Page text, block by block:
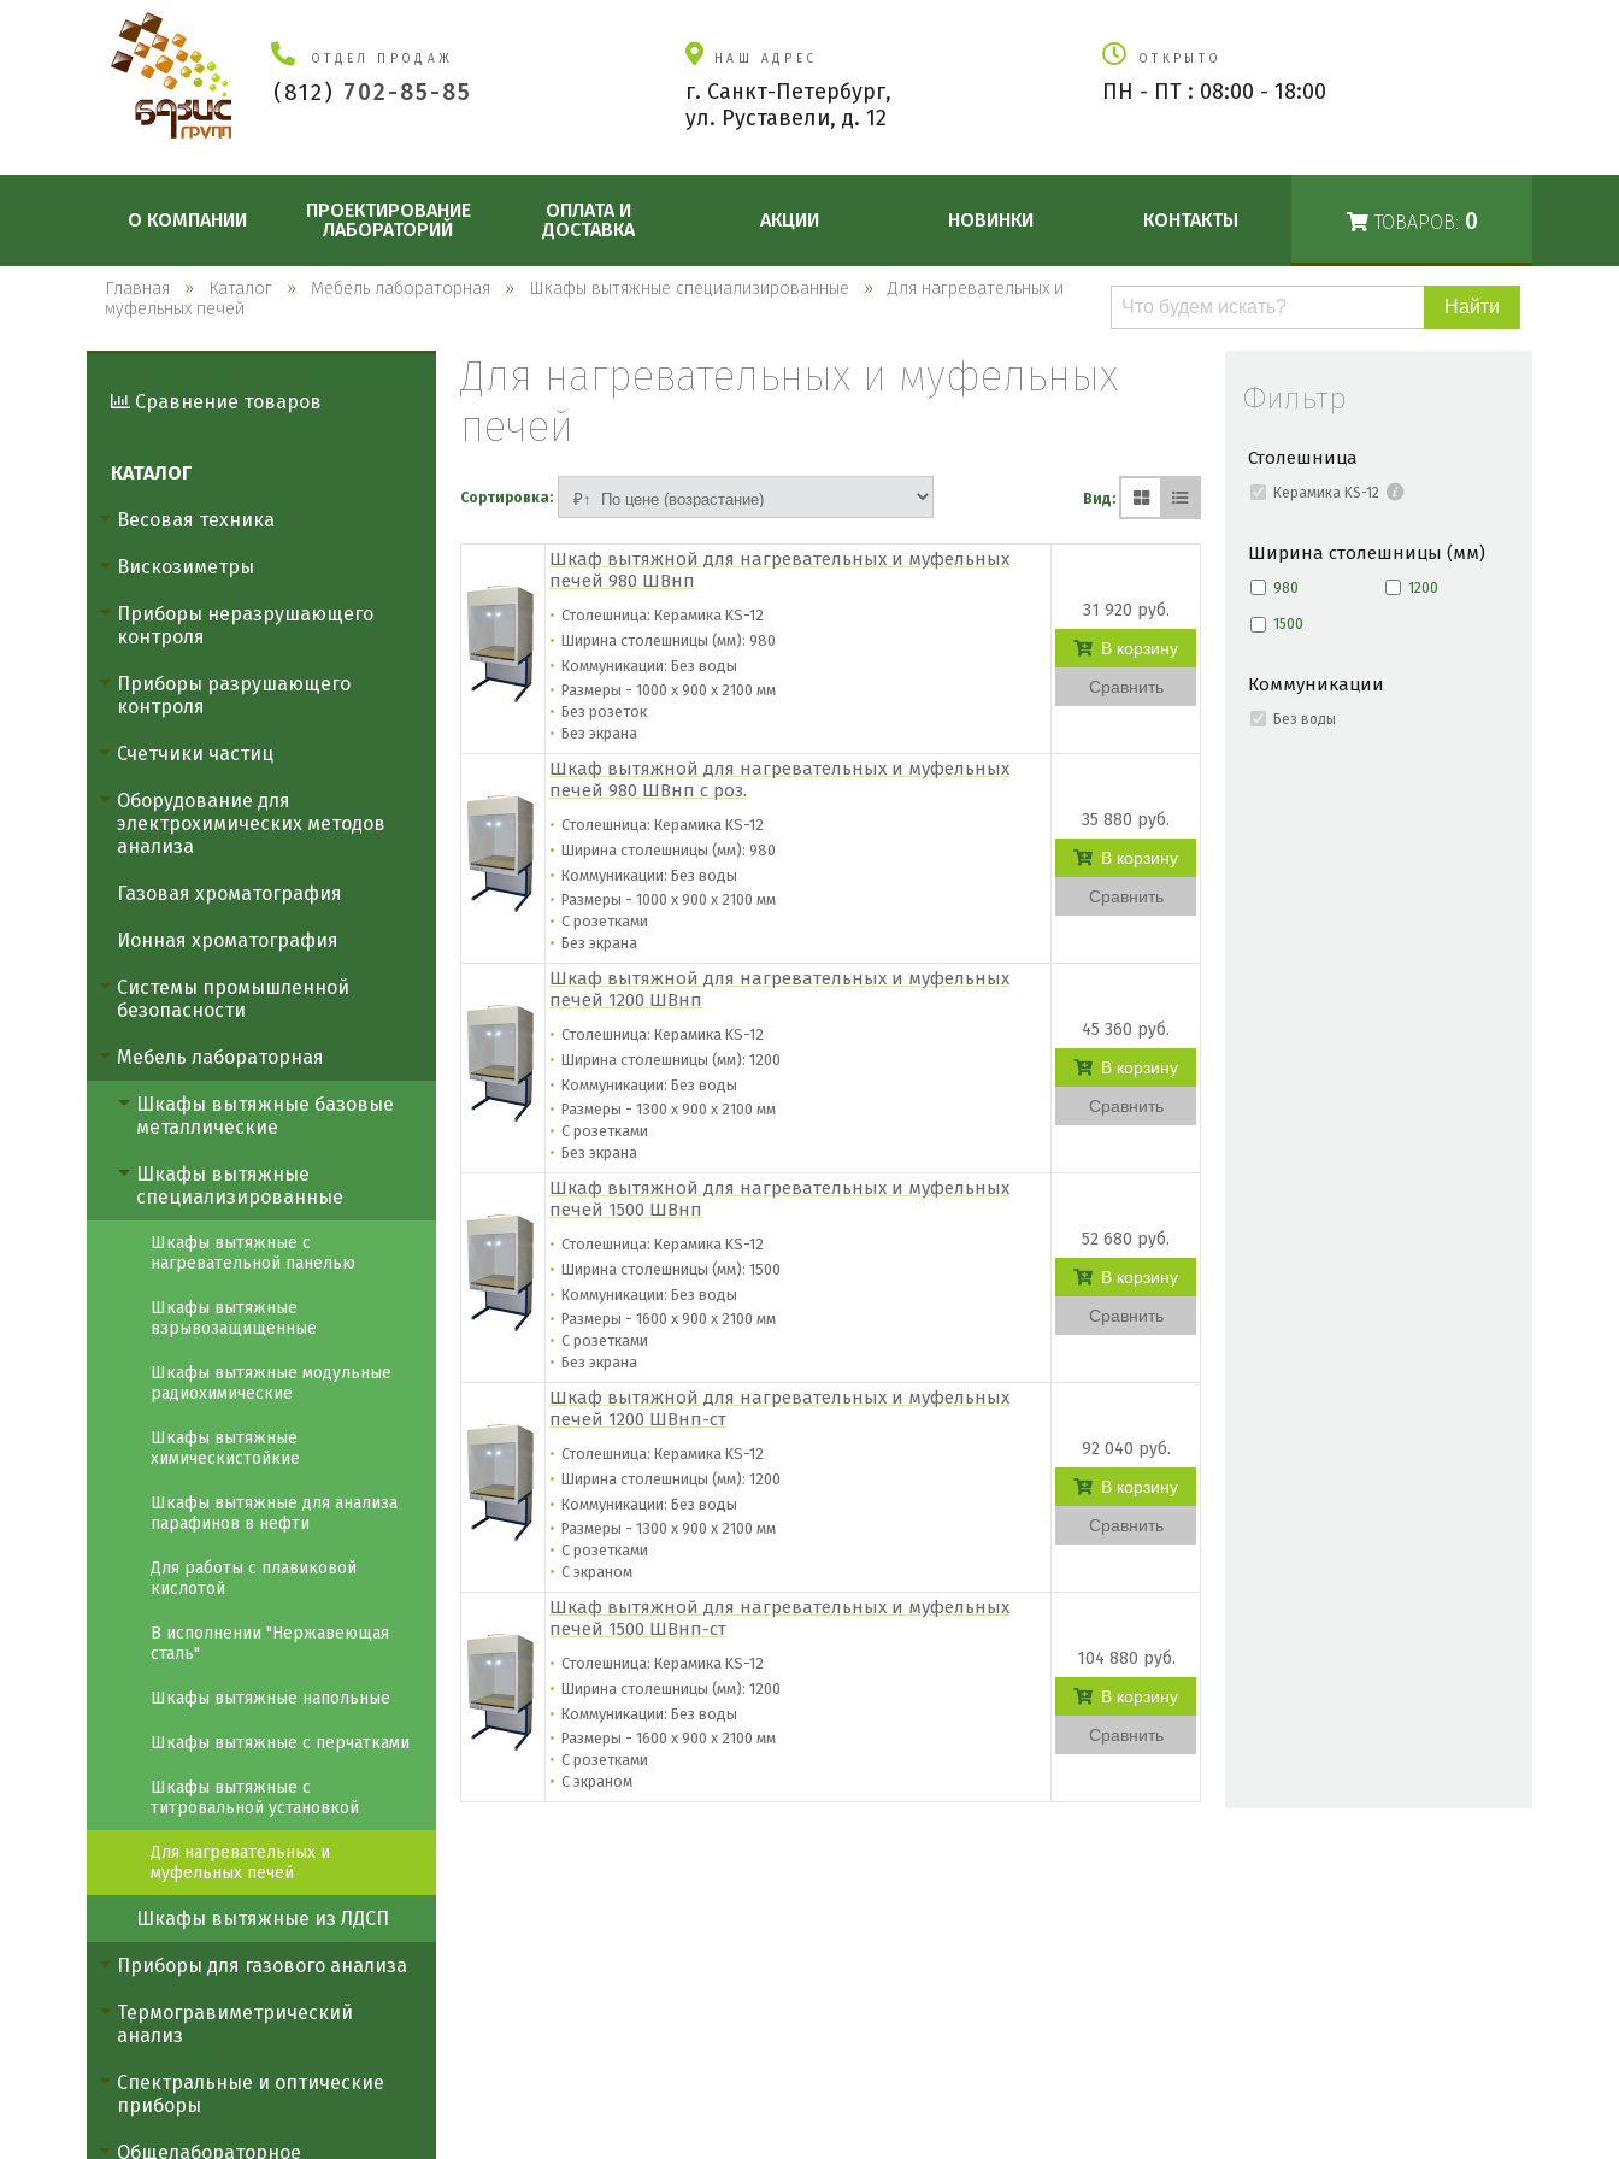
ОТДЕЛ ПРОДАЖ
(812) 702-85-85
НАШ АДРЕС
г. Санкт-Петербург,
ул. Руставели, д. 12
ОТКРЫТО
ПН - ПТ : 08:00 - 18:00
О КОМПАНИИ
ПРОЕКТИРОВАНИЕ
ЛАБОРАТОРИЙ
ОПЛАТА И
ДОСТАВКА
АКЦИИ НОВИНКИ КОНТАКТЫ ТОВАРОВ: 0
Поиск
каталогу
Главная Каталог Мебель лабораторная Шкафы вытяжные специализированные
Для нагревательных и
муфельных печей
Сравнение товаров
КАТАЛОГ
Весовая техника
Вискозиметры
Приборы неразрушающего
контроля
Приборы разрушающего
контроля
Счетчики частиц
Оборудование для
электрохимических методов
анализа
Газовая хроматография
Ионная хроматография
Системы промышленной
безопасности
Мебель лабораторная
Шкафы вытяжные базовые
металлические
Шкафы вытяжные
специализированные
Шкафы вытяжные с
нагревательной панелью
Шкафы вытяжные
взрывозащищенные
Шкафы вытяжные модульные
радиохимические
Шкафы вытяжные
химическистойкие
Шкафы вытяжные для анализа
парафинов в нефти
Для работы с плавиковой
кислотой
В исполнении "Нержавеющая
сталь"
Шкафы вытяжные напольные
Шкафы вытяжные с перчатками
Шкафы вытяжные с
титровальной установкой
Для нагревательных и
муфельных печей
Шкафы вытяжные из ЛДСП
Приборы для газового анализа
Термогравиметрический
анализ
Спектральные и оптические
приборы
Общелабораторное
Фильтр
Столешница
Керамика KS-12
Ширина столешницы (мм)
980 1200
1500
Коммуникации
Без воды
Для нагревательных и муфельных
печей
Сортировка: Вид:
Шкаф вытяжной для нагревательных и муфельных
печей 980 ШВнп
Столешница: Керамика KS-12
Ширина столешницы (мм): 980
Коммуникации: Без воды
Размеры - 1000 х 900 х 2100 мм
Без розеток
Без экрана
31 920 руб.
В корзину
Сравнить
Шкаф вытяжной для нагревательных и муфельных
печей 980 ШВнп с роз.
Столешница: Керамика KS-12
Ширина столешницы (мм): 980
Коммуникации: Без воды
Размеры - 1000 х 900 х 2100 мм
С розетками
Без экрана
35 880 руб.
В корзину
Сравнить
Шкаф вытяжной для нагревательных и муфельных
печей 1200 ШВнп
Столешница: Керамика KS-12
Ширина столешницы (мм): 1200
Коммуникации: Без воды
Размеры - 1300 х 900 х 2100 мм
С розетками
Без экрана
45 360 руб.
В корзину
Сравнить
Шкаф вытяжной для нагревательных и муфельных
печей 1500 ШВнп
Столешница: Керамика KS-12
Ширина столешницы (мм): 1500
Коммуникации: Без воды
Размеры - 1600 х 900 х 2100 мм
С розетками
Без экрана
52 680 руб.
В корзину
Сравнить
Шкаф вытяжной для нагревательных и муфельных
печей 1200 ШВнп-ст
Столешница: Керамика KS-12
Ширина столешницы (мм): 1200
Коммуникации: Без воды
Размеры - 1300 х 900 х 2100 мм
С розетками
C экраном
92 040 руб.
В корзину
Сравнить
Шкаф вытяжной для нагревательных и муфельных
печей 1500 ШВнп-ст
Столешница: Керамика KS-12
Ширина столешницы (мм): 1200
Коммуникации: Без воды
Размеры - 1600 х 900 х 2100 мм
С розетками
С экраном
104 880 руб.
В корзину
Сравнить